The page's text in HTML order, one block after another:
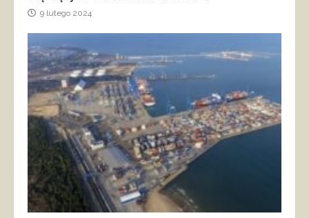
9 lutego 2024